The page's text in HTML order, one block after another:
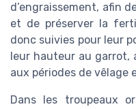
d’engraissement, afin
et de préserver la
donc suivies pour leur
leur hauteur au
aux périodes de vêlage
Dans les troupeaux